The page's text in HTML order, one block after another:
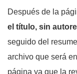
Después de la
el título, sin
seguido del
archivo que será
página ya que la